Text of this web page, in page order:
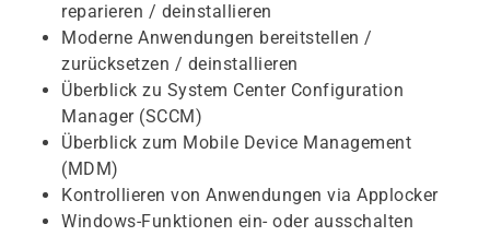
reparieren / deinstallieren
Moderne Anwendungen bereitstellen /
zurücksetzen / deinstallieren
Überblick zu System Center Configuration
Manager (SCCM)
Überblick zum Mobile Device Management
(MDM)
Kontrollieren von Anwendungen via Applocker
Windows-Funktionen ein- oder ausschalten